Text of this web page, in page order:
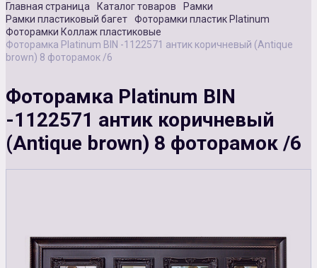
Главная страница Каталог товаров
Рамки
Рамки пластиковый багет
Фоторамки пластик Platinum
Фоторамки Коллаж пластиковые
Фоторамка Platinum BIN -1122571 антик коричневый (Antique
brown) 8 фоторамок /6
Фоторамка Platinum BIN
-1122571 антик коричневый
(Antique brown) 8 фоторамок /6